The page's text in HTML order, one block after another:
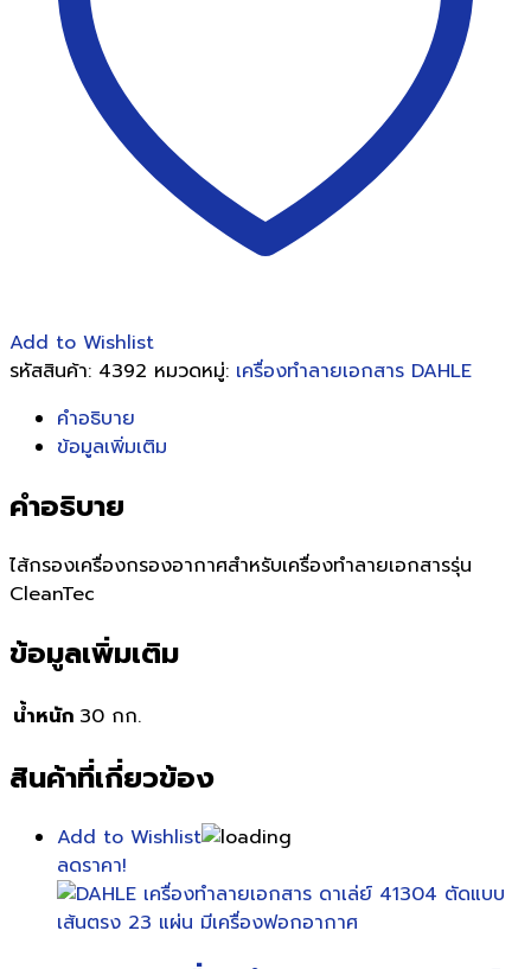
อากาศ)
20710
Add to Wishlist
รหัสสินค้า: 4392 หมวดหมู่: เครื่องทำลายเอกสาร DAHLE
คำอธิบาย
ข้อมูลเพิ่มเติม
คำอธิบาย
ไส้กรองเครื่องกรองอากาศสำหรับเครื่องทำลายเอกสารรุ่น
CleanTec
ข้อมูลเพิ่มเติม
น้ำหนัก 30 กก.
สินค้าที่เกี่ยวข้อง
Add to Wishlist
ลดราคา!